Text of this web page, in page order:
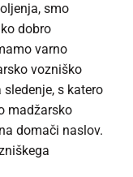
smo
dobro
varno
vozniško
s katero
madžarsko
domači naslov.